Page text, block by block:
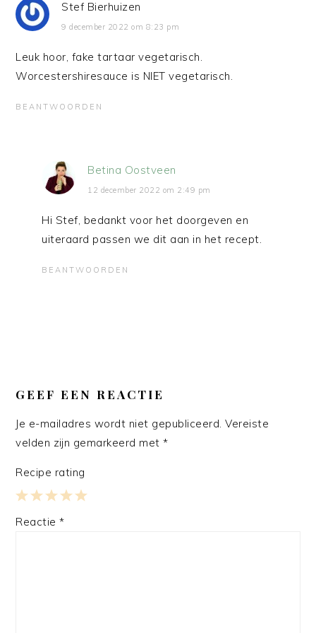
Stef Bierhuizen
9 december 2022 om 8:23 pm
Leuk hoor, fake tartaar vegetarisch.
Worcestershiresauce is NIET vegetarisch.
BEANTWOORDEN
Betina Oostveen
12 december 2022 om 2:49 pm
Hi Stef, bedankt voor het doorgeven en
uiteraard passen we dit aan in het recept.
BEANTWOORDEN
GEEF EEN REACTIE
Je e-mailadres wordt niet gepubliceerd. Vereiste
velden zijn gemarkeerd met*
Recipe rating
4
3
2
1
Reactie*